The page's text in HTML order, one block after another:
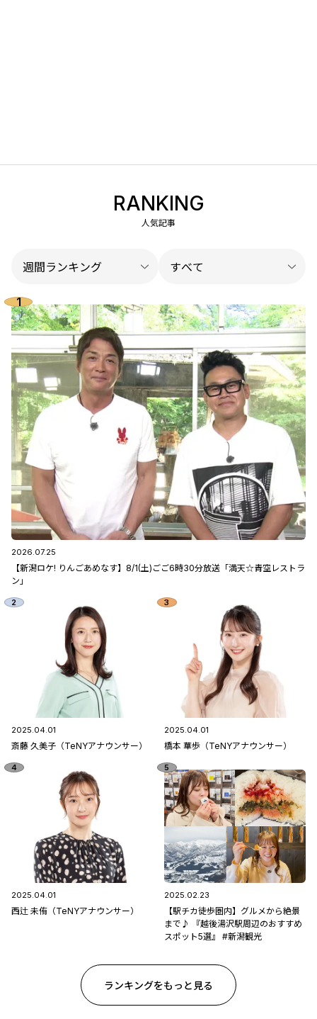
RANKING
人気記事
2026.07.25
【新潟ロケ! りんごあめなす】8/1(土)ごご6時30分放送「満天☆青空レストラ
ン」
2025.04.01
斎藤 久美子（TeNYアナウンサー）
2025.04.01
橋本 華歩（TeNYアナウンサー）
2025.04.01
西辻 未侑（TeNYアナウンサー）
2025.02.23
【駅チカ徒歩圏内】グルメから絶景
まで♪ 『越後湯沢駅周辺のおすすめ
スポット5選』 #新潟観光
ランキングをもっと見る